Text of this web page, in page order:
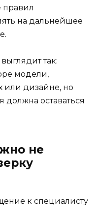
правил
на дальнейшее
так:
модели,
или дизайне, но
должна оставаться
не
к специалисту